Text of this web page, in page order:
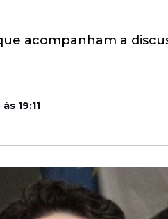
acompanham a
19:11